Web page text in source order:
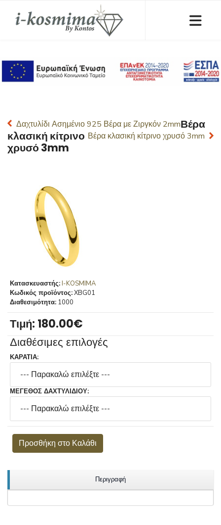
Δαχτυλίδι Ασημένιο 925 Βέρα με Ζιργκόν 2mm
Βέρα κλασική κίτρινο χρυσό 3mm
Βέρα
κλασική κίτρινο
χρυσό 3mm
Κατασκευαστής:I-KOSMIMA
Κωδικός προϊόντος:XBG01
Διαθεσιμότητα: 1000
Τιμή: 180.00‎€
Διαθέσιμες επιλογές
ΚΑΡΑΤΙΑ:
ΜΕΓΕΘΟΣ ΔΑΧΤΥΛΙΔΙΟΥ:
Προσθήκη στο Καλάθι
Περιγραφή